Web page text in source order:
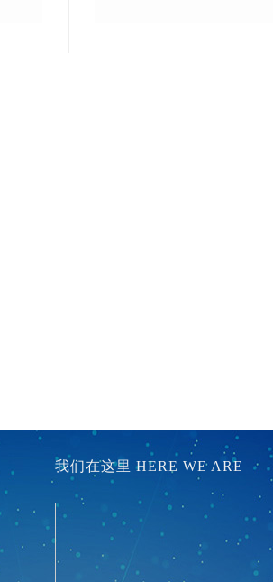
我们在这里 HERE WE ARE